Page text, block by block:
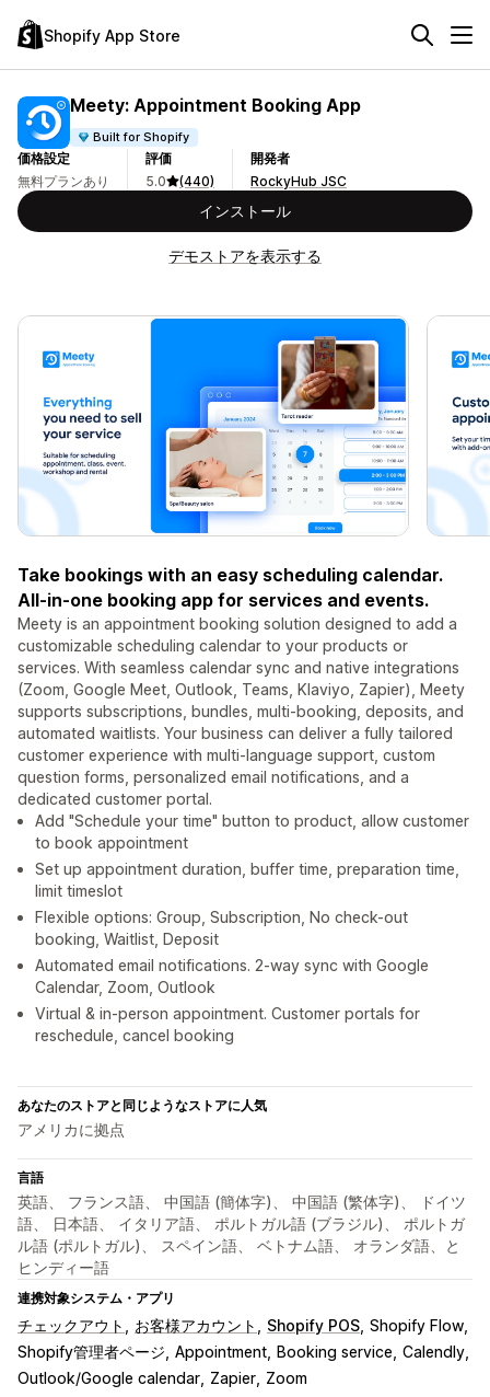
Shopify App Store
Meety: Appointment Booking App
Built for Shopify
価格設定
無料プランあり
評価
5.0
(440)
開発者
RockyHub JSC
インストール
デモストアを表示する
Take bookings with an easy scheduling calendar.
All-in-one booking app for services and events.
Meety is an appointment booking solution designed to add a
customizable scheduling calendar to your products or
services. With seamless calendar sync and native integrations
(Zoom, Google Meet, Outlook, Teams, Klaviyo, Zapier), Meety
supports subscriptions, bundles, multi-booking, deposits, and
automated waitlists. Your business can deliver a fully tailored
customer experience with multi-language support, custom
question forms, personalized email notifications, and a
dedicated customer portal.
Add "Schedule your time" button to product, allow customer
to book appointment
Set up appointment duration, buffer time, preparation time,
limit timeslot
Flexible options: Group, Subscription, No check-out
booking, Waitlist, Deposit
Automated email notifications. 2-way sync with Google
Calendar, Zoom, Outlook
Virtual & in-person appointment. Customer portals for
reschedule, cancel booking
あなたのストアと同じようなストアに人気
アメリカに拠点
言語
英語、 フランス語、 中国語 (簡体字)、 中国語 (繁体字)、 ドイツ
語、 日本語、 イタリア語、 ポルトガル語 (ブラジル)、 ポルトガ
ル語 (ポルトガル)、 スペイン語、 ベトナム語、 オランダ語、と
ヒンディー語
連携対象システム・アプリ
チェックアウト お客様アカウント Shopify POS Shopify Flow
Shopify管理者ページ Appointment Booking service Calendly
Outlook/Google calendar Zapier Zoom